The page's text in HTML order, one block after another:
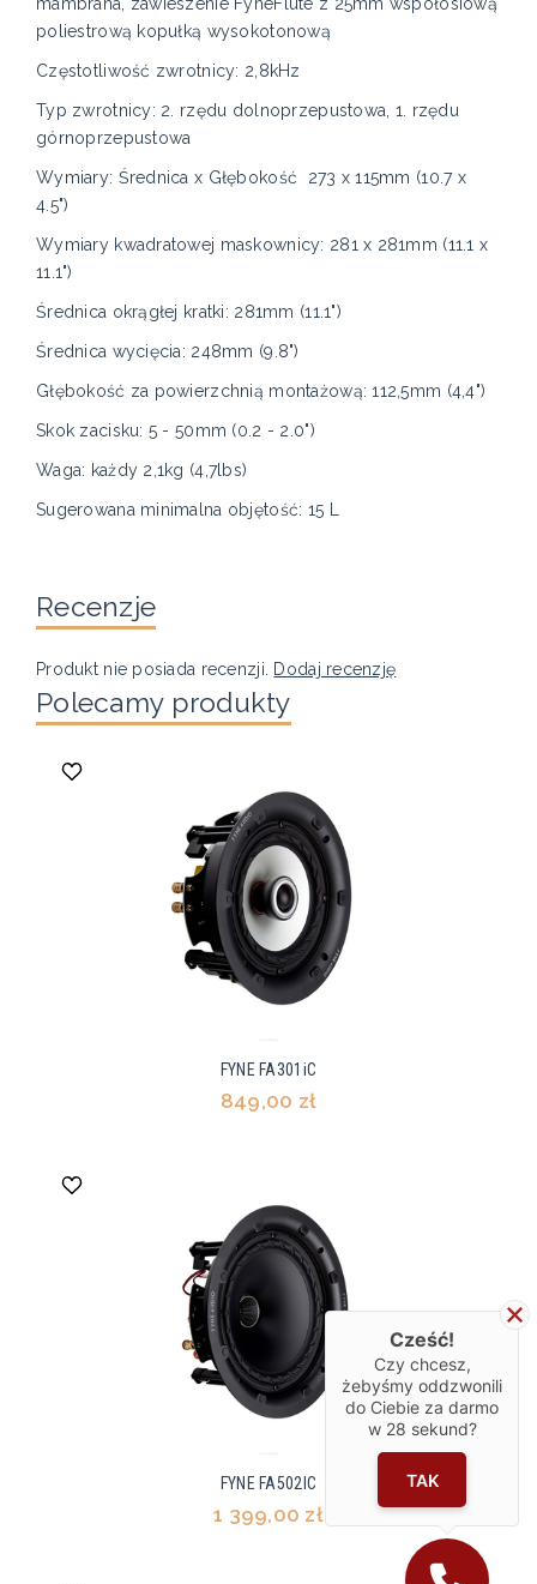
poliestrową kopułką wysokotonową
Częstotliwość zwrotnicy: 2,8kHz
Typ zwrotnicy: 2. rzędu dolnoprzepustowa, 1. rzędu
górnoprzepustowa
Wymiary: Średnica x Głębokość 273 x 115mm (10.7 x
4.5")
Wymiary kwadratowej maskownicy: 281 x 281mm (11.1 x
11.1")
Średnica okrągłej kratki: 281mm (11.1")
Średnica wycięcia: 248mm (9.8")
Głębokość za powierzchnią montażową: 112,5mm (4,4")
Skok zacisku: 5 - 50mm (0.2 - 2.0")
Waga: każdy 2,1kg (4,7lbs)
Sugerowana minimalna objętość: 15 L
Recenzje
Produkt nie posiada recenzji. Dodaj recenzję
Polecamy produkty
FYNE FA301iC
849,00 zł
FYNE FA502IC
1 399,00 zł
Cześć!
Czy chcesz,
żebyśmy oddzwonili
do Ciebie za darmo
w 28 sekund?
TAK